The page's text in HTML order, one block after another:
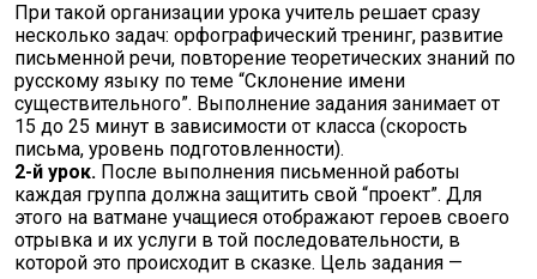
При такой организации урока учитель решает сразу
несколько задач: орфографический тренинг, развитие
пись­менной речи, повторение теоретических знаний по
русскому языку по теме “Склонение имени
существительного”. Выполнение задания занимает от
15 до 25 минут в зависимости от класса (скорость
письма, уровень подготовленности).
2-й урок. После выполнения письменной работы
каждая группа должна защитить свой “проект”. Для
этого на ватмане учащиеся отображают героев своего
отрывка и их услуги в той последователь­ности, в
которой это происходит в сказке. Цель задания —